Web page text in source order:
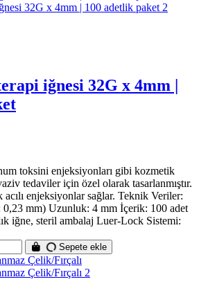
iğnesi 32G x 4mm |
toksini enjeksiyonları gibi kozmetik
tedaviler için özel olarak tasarlanmıştır.
enjeksiyonlar sağlar. Teknik Veriler:
mm) Uzunluk: 4 mm İçerik: 100 adet
iğne, steril ambalaj Luer-Lock Sistemi:
Sepete ekle